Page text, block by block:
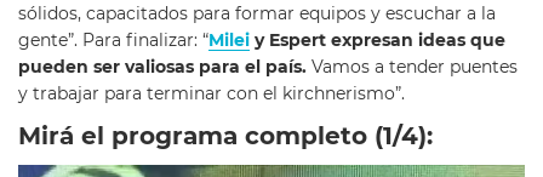
sólidos, capacitados para formar equipos y escuchar a la
gente”. Para finalizar: “Milei y Espert expresan ideas que
pueden ser valiosas para el país. Vamos a tender puentes
y trabajar para terminar con el kirchnerismo”.
Mirá el programa completo (1/4):